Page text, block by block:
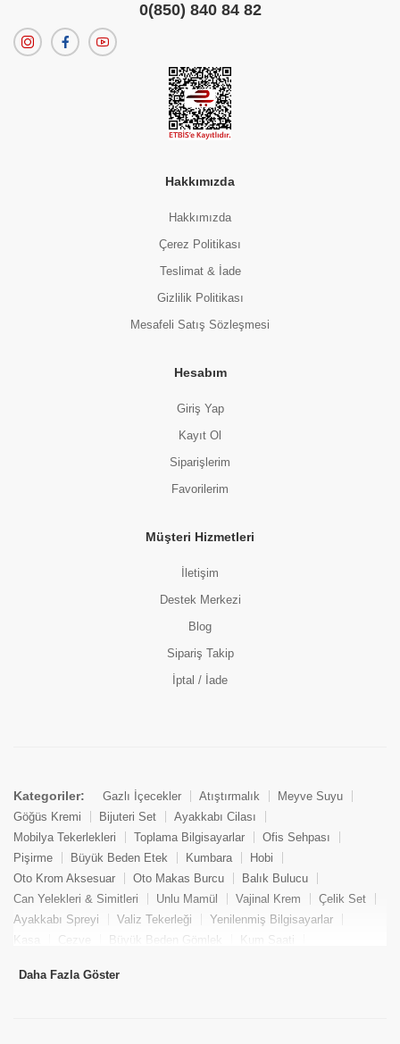
0(850) 840 84 82
Hakkımızda
Hakkımızda
Çerez Politikası
Teslimat & İade
Gizlilik Politikası
Mesafeli Satış Sözleşmesi
Hesabım
Giriş Yap
Kayıt Ol
Siparişlerim
Favorilerim
Müşteri Hizmetleri
İletişim
Destek Merkezi
Blog
Sipariş Takip
İptal / İade
Kategoriler: Gazlı İçecekler Atıştırmalık
Meyve Suyu
Göğüs Kremi
Bijuteri Set
Ayakkabı Cilası
Mobilya Tekerlekleri
Toplama Bilgisayarlar
Ofis Sehpası
Pişirme
Büyük Beden Etek Kumbara
Hobi
Oto Krom Aksesuar
Oto Makas Burcu
Balık Bulucu
Can Yelekleri & Simitleri
Unlu Mamül Vajinal Krem
Çelik Set
Ayakkabı Spreyi
Valiz Tekerleği
Yenilenmiş Bilgisayarlar
Kasa
Cezve Büyük Beden Gömlek
Kum Saati
Tekne Bağlama & Demirleme
Daha Fazla Göster